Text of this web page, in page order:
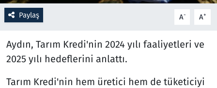
Paylaş A- A+
Aydın, Tarım Kredi'nin 2024 yılı faaliyetleri ve
2025 yılı hedeflerini anlattı.
Tarım Kredi'nin hem üretici hem de tüketiciyi
Seçim 2023
Teknoloji ve Bilim
Televizyon